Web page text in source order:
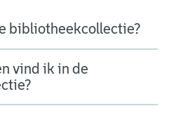
bibliotheekcollectie?
vind ik in de